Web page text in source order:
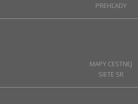
PREHĽADY
MAPY CESTNEJ
SIETE SR